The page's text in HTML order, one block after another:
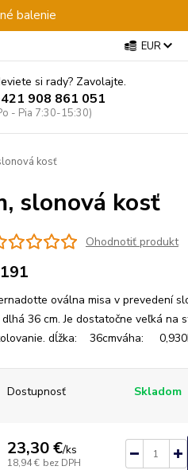
balenie
EUR
si rady? Zavolajte.
908 861 051
- Pia 7:30-15:30)
kosť
slonová kosť
Ohodnotiť produkt
oválna misa v prevedení
36 cm. Je dostatočne veľká na
dĺžka: 36cmváha:
Dostupnosť Skladom
23,30 €/ks
18,94 € bez DPH